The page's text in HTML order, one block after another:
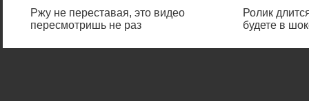
Ржу не переставая, это видео
пересмотришь не раз
Ролик
будете в